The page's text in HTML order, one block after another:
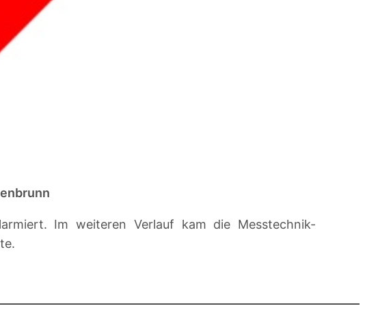
Im weiteren Verlauf kam die Messtechnik-